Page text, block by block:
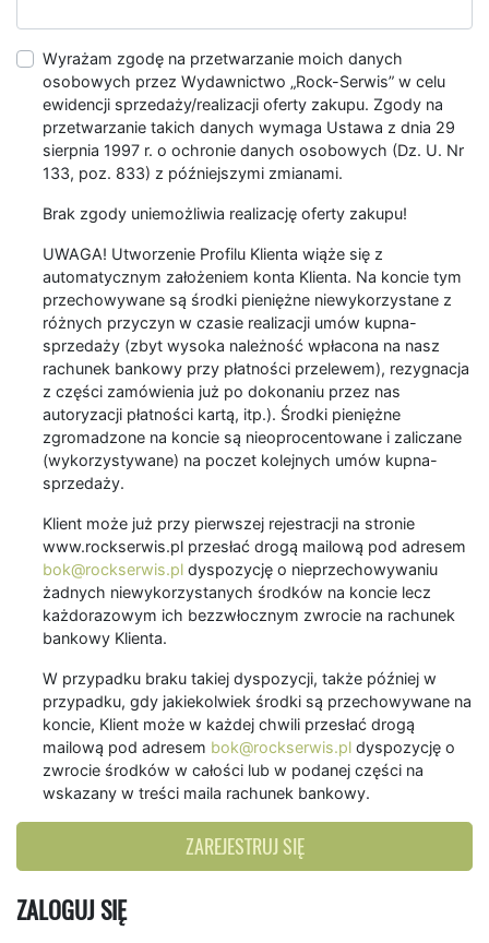
Wyrażam zgodę na przetwarzanie moich danych
osobowych przez Wydawnictwo „Rock-Serwis” w celu
ewidencji sprzedaży/realizacji oferty zakupu. Zgody na
przetwarzanie takich danych wymaga Ustawa z dnia 29
sierpnia 1997 r. o ochronie danych osobowych (Dz. U. Nr
133, poz. 833) z późniejszymi zmianami.
Brak zgody uniemożliwia realizację oferty zakupu!
UWAGA! Utworzenie Profilu Klienta wiąże się z
automatycznym założeniem konta Klienta. Na koncie tym
przechowywane są środki pieniężne niewykorzystane z
różnych przyczyn w czasie realizacji umów kupna-
sprzedaży (zbyt wysoka należność wpłacona na nasz
rachunek bankowy przy płatności przelewem), rezygnacja
z części zamówienia już po dokonaniu przez nas
autoryzacji płatności kartą, itp.). Środki pieniężne
zgromadzone na koncie są nieoprocentowane i zaliczane
(wykorzystywane) na poczet kolejnych umów kupna-
sprzedaży.
Klient może już przy pierwszej rejestracji na stronie
www.rockserwis.pl przesłać drogą mailową pod adresem
bok@rockserwis.pl dyspozycję o nieprzechowywaniu
żadnych niewykorzystanych środków na koncie lecz
każdorazowym ich bezzwłocznym zwrocie na rachunek
bankowy Klienta.
W przypadku braku takiej dyspozycji, także później w
przypadku, gdy jakiekolwiek środki są przechowywane na
koncie, Klient może w każdej chwili przesłać drogą
mailową pod adresem bok@rockserwis.pl dyspozycję o
zwrocie środków w całości lub w podanej części na
wskazany w treści maila rachunek bankowy.
ZAREJESTRUJ SIĘ
ZALOGUJ SIĘ